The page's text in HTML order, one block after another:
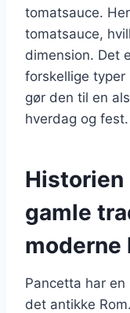
tomatsauce.
tomatsauce,
dimension. Det
forskellige typer
gør den til en
hverdag og fest.
Historien
gamle
moderne
Pancetta har
det antikke